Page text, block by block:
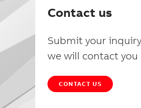
Contact us
Submit your
we will contact you
CONTACT US